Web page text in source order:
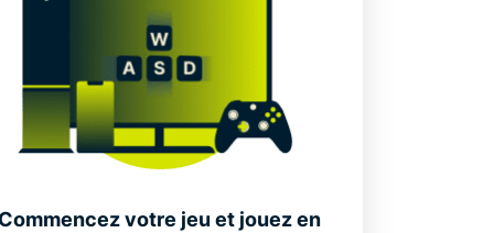
votre jeu et jouez en